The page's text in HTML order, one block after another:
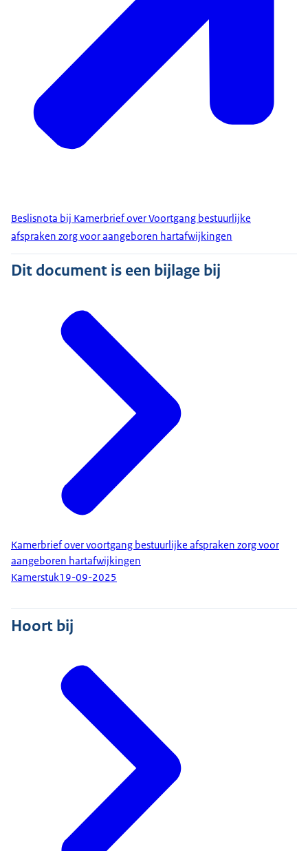
Beslisnota bij Kamerbrief over Voortgang bestuurlijke
afspraken zorg voor aangeboren hartafwijkingen
Dit document is een bijlage bij
Kamerbrief over voortgang bestuurlijke afspraken zorg voor
aangeboren hartafwijkingen
Kamerstuk19-09-2025
Hoort bij